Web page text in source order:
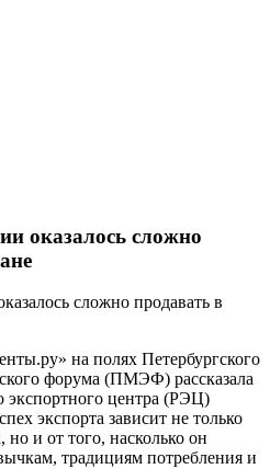
оказалось сложно
на полях Петербургского
форума (ПМЭФ) рассказала
экспортного центра (РЭЦ)
экспорта зависит не только
но и от того, насколько он
традициям потребления и